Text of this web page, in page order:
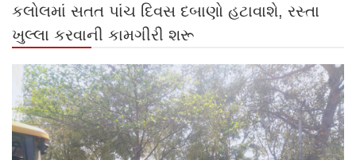
કલોલમાં સતત પાંચ દિવસ દબાણો હટાવાશે, રસ્તા
ખુલ્લા કરવાની કામગીરી શરૂ